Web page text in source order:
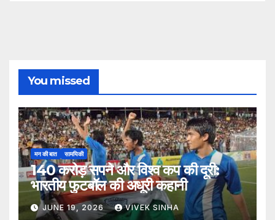
You missed
मन की बात सामयिकी
140 करोड़ सपने और विश्व कप की दूरी:
भारतीय फुटबॉल की अधूरी कहानी
JUNE 19, 2026 VIVEK SINHA